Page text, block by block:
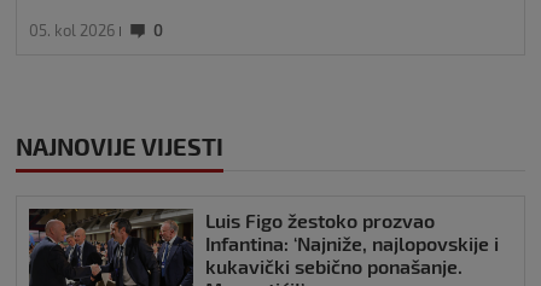
05. kol 2026 0
NAJNOVIJE VIJESTI
Luis Figo žestoko prozvao
Infantina: ‘Najniže, najlopovskije i
kukavički sebično ponašanje.